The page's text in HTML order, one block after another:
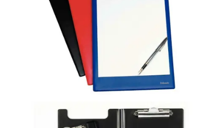
Написать директору